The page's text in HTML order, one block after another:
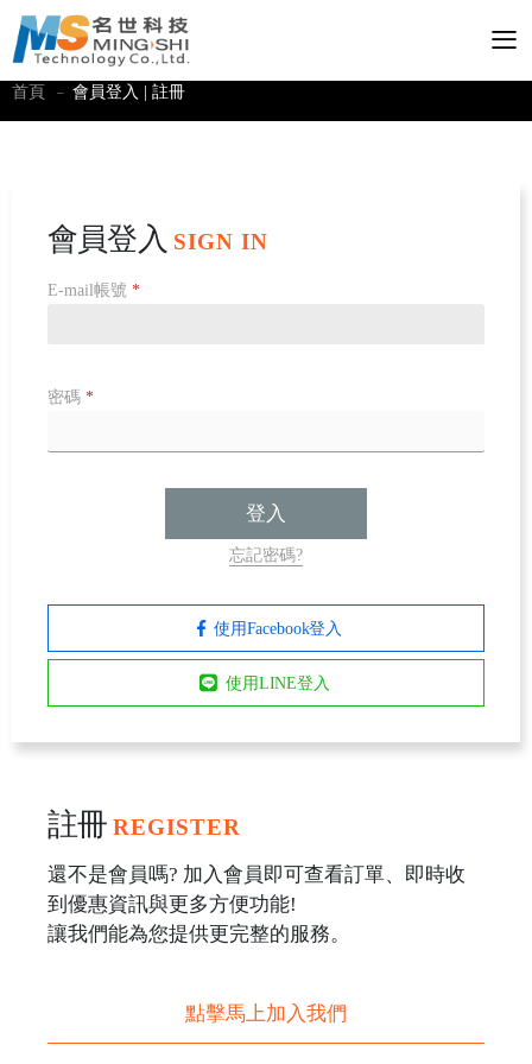
首頁 會員登入 | 註冊
會員登入 SIGN IN
E-mail帳號 *
密碼 *
登入
忘記密碼?
使用Facebook登入
使用LINE登入
註冊 REGISTER
還不是會員嗎? 加入會員即可查看訂單、即時收
到優惠資訊與更多方便功能!
讓我們能為您提供更完整的服務。
點擊馬上加入我們